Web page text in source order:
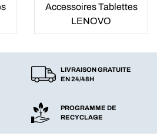
Accessoires Tablettes
LENOVO
LIVRAISON GRATUITE
EN 24/48H
PROGRAMME DE
RECYCLAGE